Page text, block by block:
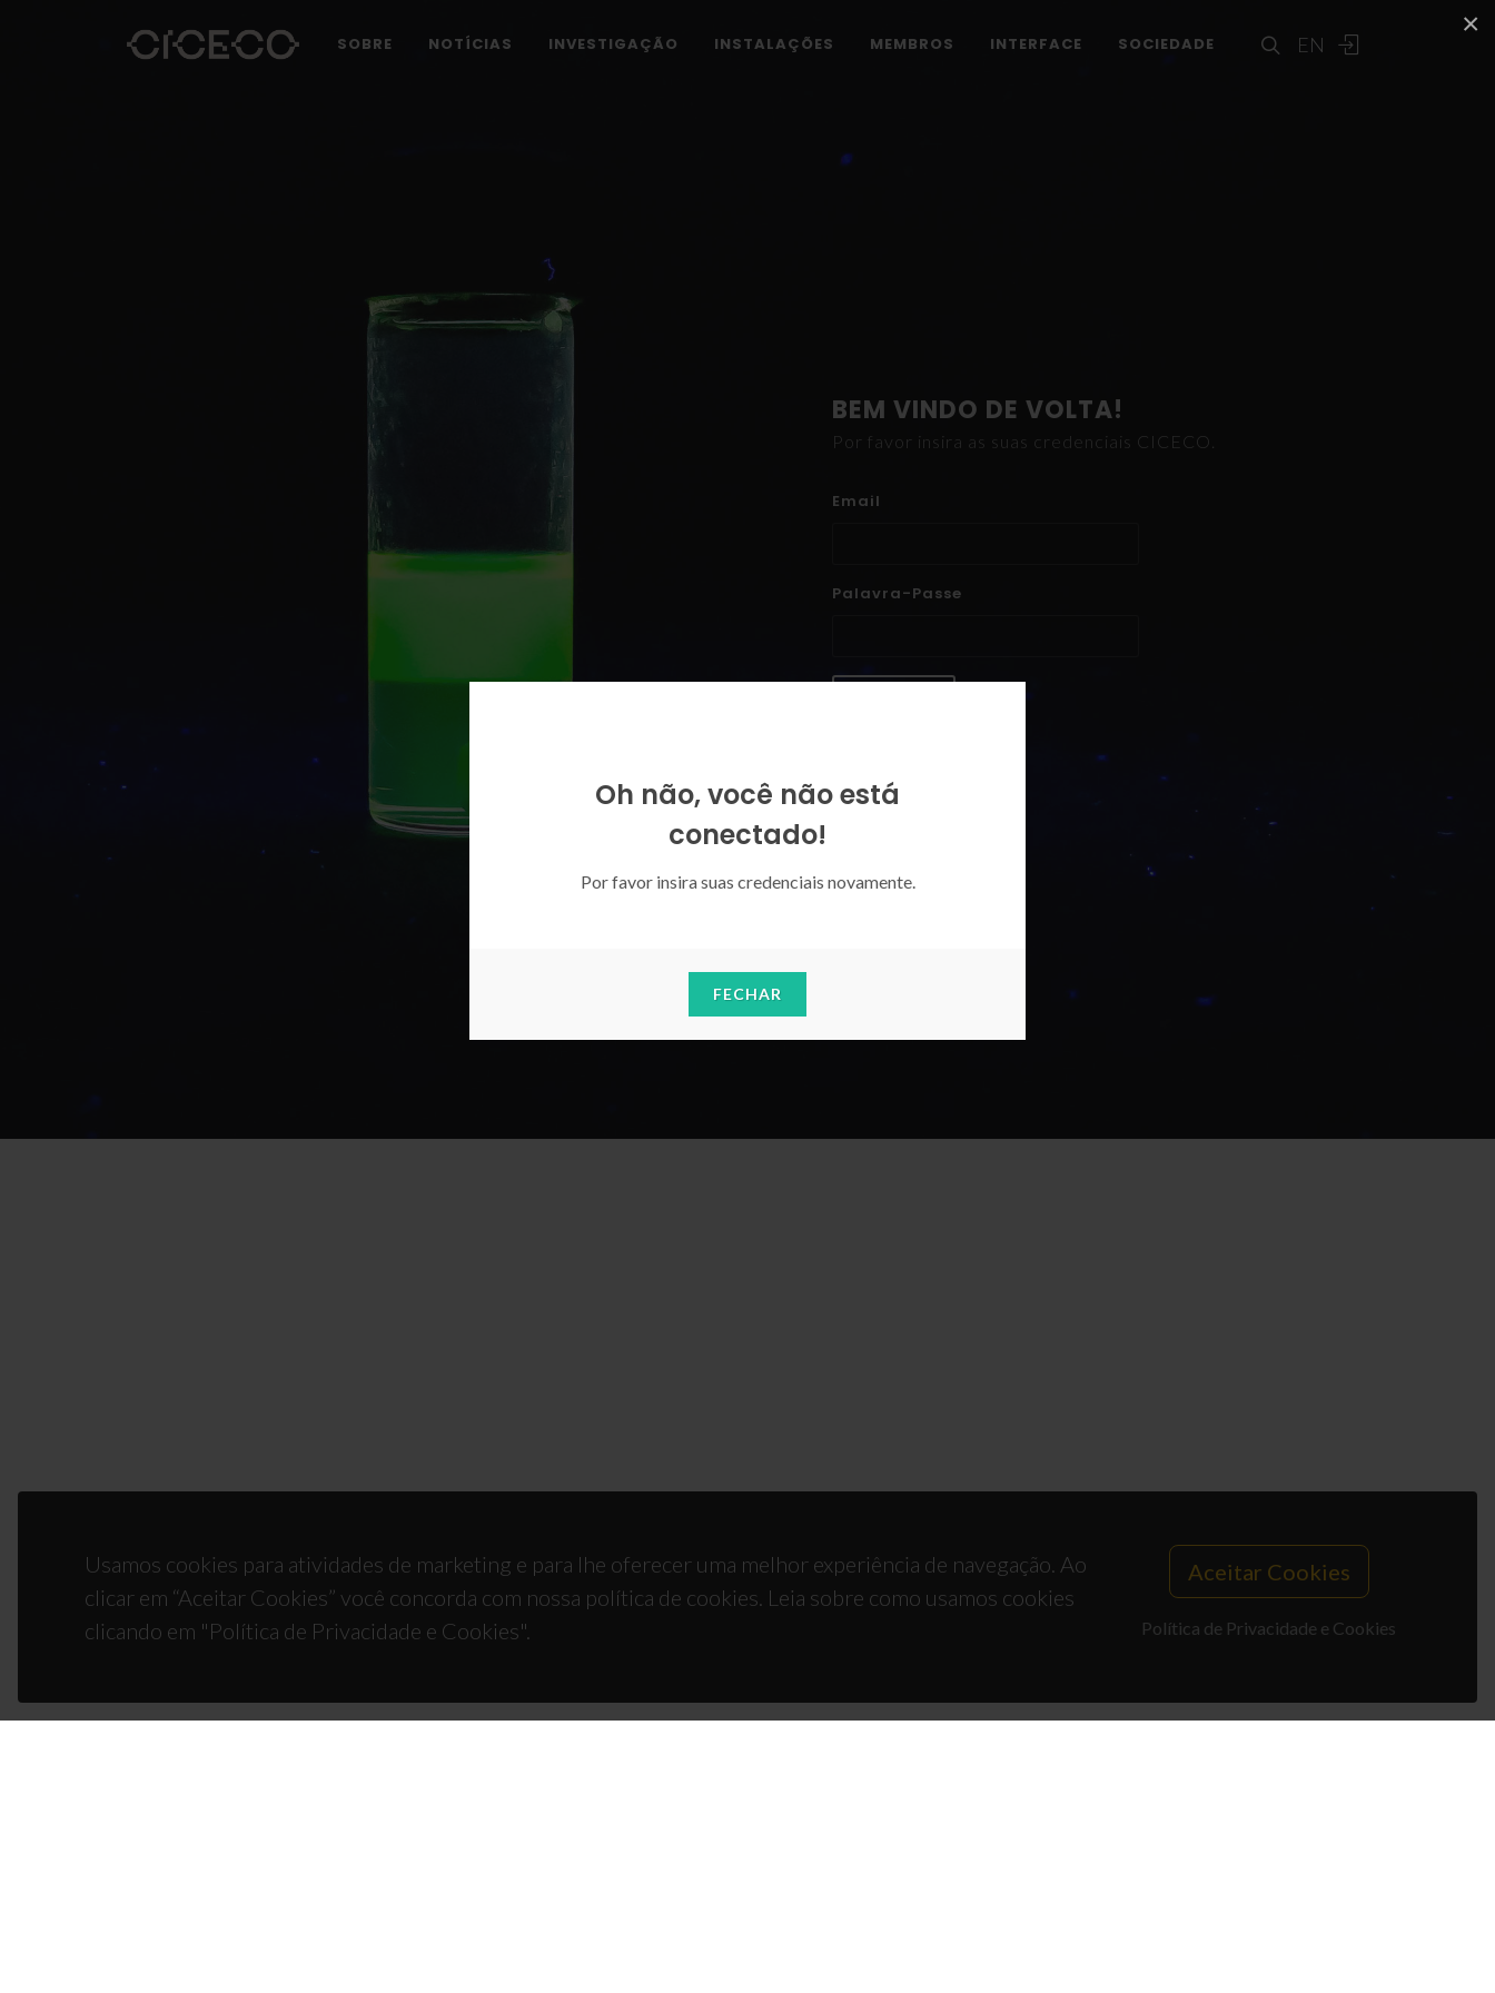
Oh não, você não está
conectado!
Por favor insira suas credenciais novamente.
FECHAR
×
EN
SOBRE NOTÍCIAS INVESTIGAÇÃO INSTALAÇÕES MEMBROS INTERFACE SOCIEDADE
BEM VINDO DE VOLTA!
Por favor insira as suas credenciais CICECO.
Email
Palavra-Passe
Usamos cookies para atividades de marketing e para lhe oferecer uma melhor experiência de navegação. Ao
clicar em “Aceitar Cookies” você concorda com nossa política de cookies. Leia sobre como usamos cookies
clicando em "Política de Privacidade e Cookies".
Aceitar Cookies
Política de Privacidade e Cookies